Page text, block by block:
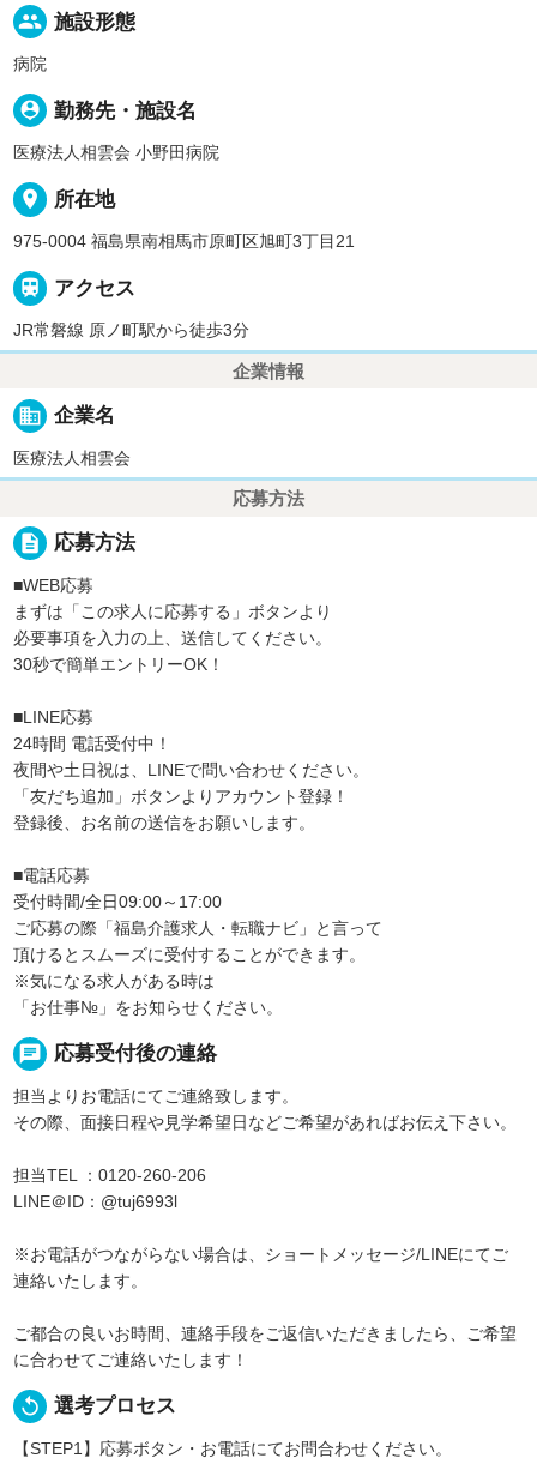
people 施設形態
病院
person_pin 勤務先・施設名
医療法人相雲会 小野田病院
place 所在地
975-0004 福島県南相馬市原町区旭町3丁目21
 アクセス
JR常磐線 原ノ町駅から徒歩3分
企業情報
business 企業名
医療法人相雲会
応募方法
description 応募方法
■WEB応募
まずは「この求人に応募する」ボタンより
必要事項を入力の上、送信してください。
30秒で簡単エントリーOK！
■LINE応募
24時間 電話受付中！
夜間や土日祝は、LINEで問い合わせください。
「友だち追加」ボタンよりアカウント登録！
登録後、お名前の送信をお願いします。
■電話応募
受付時間/全日09:00～17:00
ご応募の際「福島介護求人・転職ナビ」と言って
頂けるとスムーズに受付することができます。
※気になる求人がある時は
「お仕事№」をお知らせください。
chat 応募受付後の連絡
担当よりお電話にてご連絡致します。
その際、面接日程や見学希望日などご希望があればお伝え下さい。
担当TEL ：0120-260-206
LINE＠ID：@tuj6993l
※お電話がつながらない場合は、ショートメッセージ/LINEにてご
連絡いたします。
ご都合の良いお時間、連絡手段をご返信いただきましたら、ご希望
に合わせてご連絡いたします！
replay 選考プロセス
【STEP1】応募ボタン・お電話にてお問合わせください。